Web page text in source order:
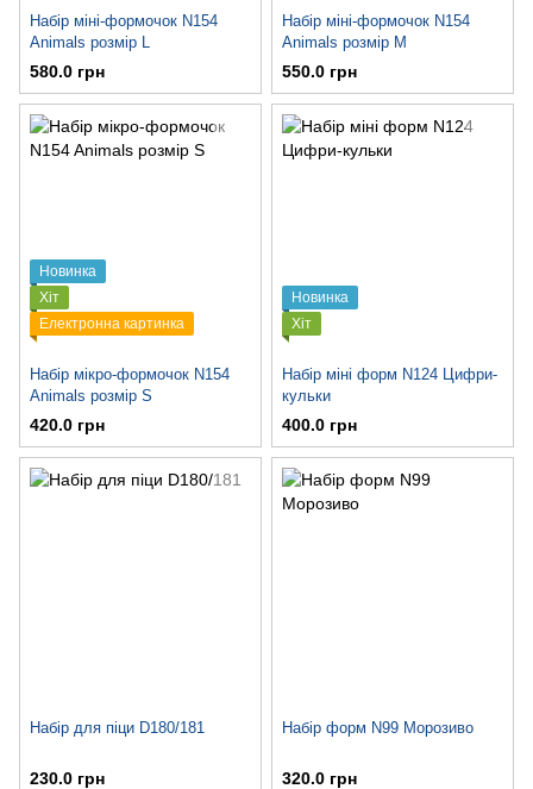
Набір міні-формочок N154
Animals розмір L
580.0 грн
Набір міні-формочок N154
Animals розмір M
550.0 грн
Новинка
Хіт
Електронна картинка
Набір мікро-формочок N154
Animals розмір S
420.0 грн
Новинка
Хіт
Набір міні форм N124 Цифри-
кульки
400.0 грн
Набір для піци D180/181
230.0 грн
Набір форм N99 Морозиво
320.0 грн